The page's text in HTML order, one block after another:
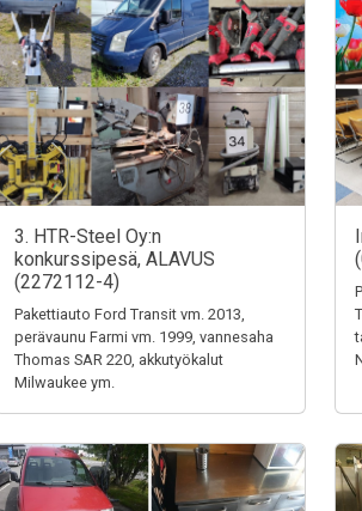
3. HTR-Steel Oy:n
konkurssipesä, ALAVUS
(2272112-4)
Pakettiauto Ford Transit vm. 2013,
perävaunu Farmi vm. 1999, vannesaha
Thomas SAR 220, akkutyökalut
Milwaukee ym.